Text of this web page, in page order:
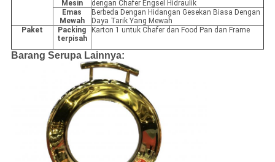
Mesin
dengan Chafer Engsel Hidraulik
Emas
Mewah
Berbeda Dengan Hidangan Gesekan Biasa Dengan
Daya Tarik Yang Mewah
Paket
Packing
terpisah
Karton 1 untuk Chafer dan Food Pan dan Frame
Barang Serupa Lainnya: